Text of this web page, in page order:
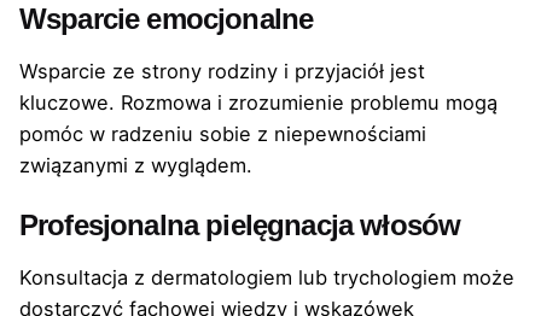
Wsparcie emocjonalne
Wsparcie ze strony rodziny i przyjaciół jest
kluczowe. Rozmowa i zrozumienie problemu mogą
pomóc w radzeniu sobie z niepewnościami
związanymi z wyglądem.
Profesjonalna pielęgnacja włosów
Konsultacja z dermatologiem lub trychologiem może
dostarczyć fachowej wiedzy i wskazówek